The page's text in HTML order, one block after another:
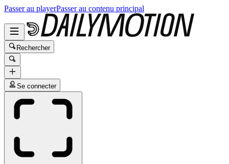
Passer au playerPasser au contenu principal
Rechercher
Se connecter